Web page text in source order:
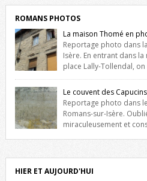
ROMANS PHOTOS
La maison Thomé en
Reportage photo dans
Isère. En entrant dans
place Lally-Tollendal,
maison construite au XVIè siècle. Les
fenêtres jumelles à meneaux. Entre
niche qui contient une statue de la
Le couvent des
Reportage photo dans
Romans-sur-Isère.
miraculeusement et
l’histoire de la redécouverte de
Petit retour sur l’histoire […]
HIER ET AUJOURD'HUI